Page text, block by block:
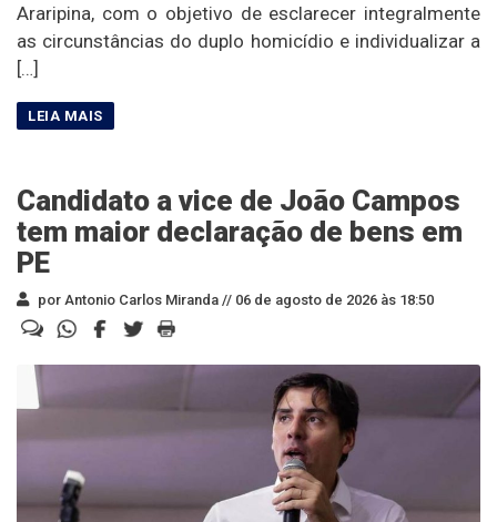
Araripina, com o objetivo de esclarecer integralmente
as circunstâncias do duplo homicídio e individualizar a
[…]
Candidato a vice de João Campos
tem maior declaração de bens em
PE
por Antonio Carlos Miranda // 06 de agosto de 2026 às 18:50